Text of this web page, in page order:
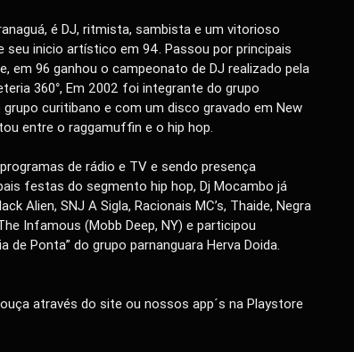
é DJ, ritmista, sambista e um vitorioso
seu inicio artístico em 94. Passou por principais
em 96 ganhou o campeonato de DJ realizado pela
360°, Em 2002 foi integrante do grupo
curitibano e com um disco gravado em New
entre o raggamuffin e o hip hop.
de rádio e TV e sendo presença
festas do segmento hip hop, Dj Mocambo já
Alien, SNJ A Sigla, Racionais MC’s, Thaide, Negra
Infamous (Mobb Deep, NY) e participou
de Ponta” do grupo parnanguara Herva Doida.
através do site ou nossos app´s na Playstore